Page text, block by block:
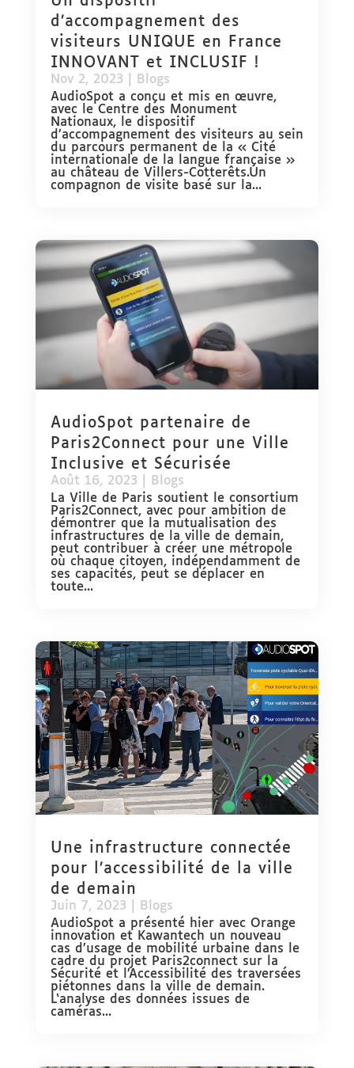
d’accompagnement des
visiteurs UNIQUE en France
INNOVANT et INCLUSIF !
Nov 2, 2023
Blogs
AudioSpot a conçu et mis en œuvre,
avec le Centre des Monument
Nationaux, le dispositif
d’accompagnement des visiteurs au sein
du parcours permanent de la « Cité
internationale de la langue française »
au château de Villers-Cotterêts.Un
compagnon de visite basé sur la...
AudioSpot partenaire de
Paris2Connect pour une Ville
Inclusive et Sécurisée
Août 16, 2023
Blogs
La Ville de Paris soutient le consortium
Paris2Connect, avec pour ambition de
démontrer que la mutualisation des
infrastructures de la ville de demain,
peut contribuer à créer une métropole
où chaque citoyen, indépendamment de
ses capacités, peut se déplacer en
toute...
Une infrastructure connectée
pour l’accessibilité de la ville
de demain
Juin 7, 2023
Blogs
AudioSpot a présenté hier avec Orange
innovation et Kawantech un nouveau
cas d’usage de mobilité urbaine dans le
cadre du projet Paris2connect sur la
Sécurité et l’Accessibilité des traversées
piétonnes dans la ville de demain.
L‘analyse des données issues de
caméras...